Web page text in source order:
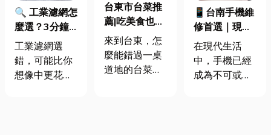
🔍 工業濾網怎
麼選？3分鐘
看懂過濾器重
點，提升效率
不踩雷
工業濾網選
錯，可能比你
想像中更花錢
台東市台菜推
薦|吃美食也要
懂習俗
來到台東，怎
麼能錯過一桌
道地的台菜
📱台南手機維
修首選｜現場
快速維修、螢
幕電池主機板
一次搞定
在現代生活
中，手機已經
成為不可或缺